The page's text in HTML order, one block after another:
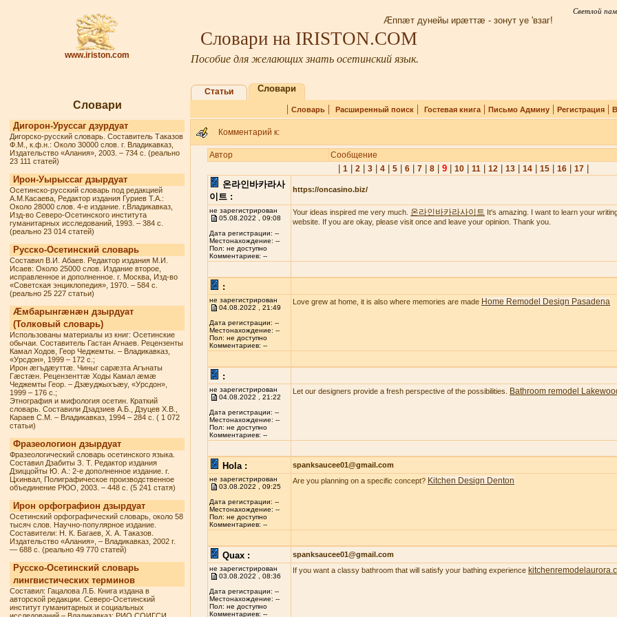
www.iriston.com
Светлой
Æппæт дунейы ирæттæ - зонут уе 'взаг!
Словари на IRISTON.COM
Пособие для желающих знать осетинский язык.
Словари
Дигорон-Уруссаг дзурдуат
Дигорско-русский словарь. Составитель Таказов
Ф.М., к.ф.н.: Около 30000 слов. г. Владикавказ,
Издательство «Алания», 2003. – 734 с. (реально
23 111 статей)
Ирон-Уырыссаг дзырдуат
Осетинско-русский словарь под редакцией
А.М.Касаева, Редактор издания Гуриев Т.А.:
Около 28000 слов. 4-е издание. г.Владикавказ,
Изд-во Северо-Осетинского института
гуманитарных исследований, 1993. – 384 с.
(реально 23 014 статей)
Русско-Осетинский словарь
Составил В.И. Абаев. Редактор издания М.И.
Исаев: Около 25000 слов. Издание второе,
исправленное и дополненное. г. Москва, Изд-во
«Советская энциклопедия», 1970. – 584 с.
(реально 25 227 статьи)
Æмбарынгæнæн дзырдуат
(Толковый словарь)
Использованы материалы из книг: Осетинские
обычаи. Составитель Гастан Агнаев. Рецензенты
Камал Ходов, Геор Чеджемты. – Владикавказ,
«Урсдон», 1999 – 172 с.;
Ирон æгъдæуттæ. Чиныг сарæзта Агънаты
Гæстæн. Рецензенттæ Ходы Камал æмæ
Чеджемты Геор. – Дзæуджыхъæу, «Урсдон»,
1999 – 176 с.;
Этнография и мифология осетин. Краткий
словарь. Составили Дзадзиев А.Б., Дзуцев Х.В.,
Караев С.М. – Владикавказ, 1994 – 284 с. ( 1 072
статьи)
Фразеологион дзырдуат
Фразеологический словарь осетинского языка.
Составил Дзабиты З. Т. Редактор издания
Дзиццойты Ю. А.: 2-е дополненное издание. г.
Цхинвал, Полиграфическое производственное
объединение РЮО, 2003. – 448 с. (5 241 статя)
Ирон орфографион дзырдуат
Осетинский орфографический словарь, около 58
тысяч слов. Научно-популярное издание.
Составители: Н. К. Багаев, Х. А. Таказов.
Издательство «Алания», – Владикавказ, 2002 г.
— 688 с. (реально 49 770 статей)
Русско-Осетинский словарь
лингвистических терминов
Составил: Гацалова Л.Б. Книга издана в
авторской редакции. Северо-Осетинский
институт гуманитарных и социальных
Статьи Словари
| Словарь| Расширенный поиск| Гостевая книга| Письмо Админу| Регистрация|
Комментарий к:
Автор Сообщение
1| 2| 3| 4| 5| 6| 7| 8| 9| 10| 11| 12| 13| 14| 15| 16| 17|
온라인바카라사
이트 :
https://oncasino.biz/
не зарегистрирован
05.08.2022 , 09:08
Дата регистрации: --
Местонахождение: --
Пол: не доступно
Комментариев: --
Your ideas inspired me very much. 온라인바카라사이트 It's amazing. I want to learn your
website. If you are okay, please visit once and leave your opinion. Thank you.
:
не зарегистрирован
04.08.2022 , 21:49
Дата регистрации: --
Местонахождение: --
Пол: не доступно
Комментариев: --
Love grew at home, it is also where memories are made Home Remodel Design Pasadena
:
не зарегистрирован
04.08.2022 , 21:22
Дата регистрации: --
Местонахождение: --
Пол: не доступно
Комментариев: --
Let our designers provide a fresh perspective of the possibilities. Bathroom remodel
Hola : spanksaucee01@gmail.com
не зарегистрирован
03.08.2022 , 09:25
Дата регистрации: --
Местонахождение: --
Пол: не доступно
Комментариев: --
Are you planning on a specific concept? Kitchen Design Denton
Quax : spanksaucee01@gmail.com
не зарегистрирован
03.08.2022 , 08:36
Дата регистрации: --
Местонахождение: --
Пол: не доступно
Комментариев: --
If you want a classy bathroom that will satisfy your bathing experience